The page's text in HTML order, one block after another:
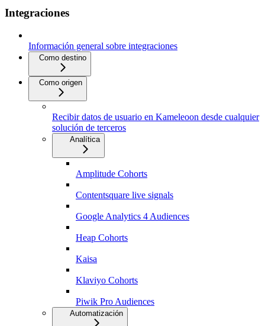
Integraciones
Información general sobre integraciones
Como destino
Como origen
Recibir datos de usuario en Kameleoon desde cualquier
solución de terceros
Analítica
Amplitude Cohorts
Contentsquare live signals
Google Analytics 4 Audiences
Heap Cohorts
Kaisa
Klaviyo Cohorts
Piwik Pro Audiences
Automatización